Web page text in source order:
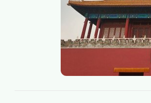
涵盖几乎整个古代